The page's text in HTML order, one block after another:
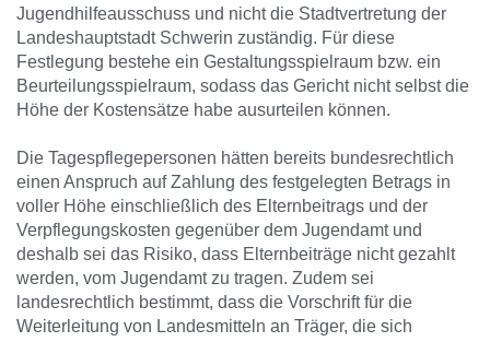
Jugendhilfeausschuss und nicht die Stadtvertretung der
Landeshauptstadt Schwerin zuständig. Für diese
Festlegung bestehe ein Gestaltungsspielraum bzw. ein
Beurteilungsspielraum, sodass das Gericht nicht selbst die
Höhe der Kostensätze habe ausurteilen können.
Die Tagespflegepersonen hätten bereits bundesrechtlich
einen Anspruch auf Zahlung des festgelegten Betrags in
voller Höhe einschließlich des Elternbeitrags und der
Verpflegungskosten gegenüber dem Jugendamt und
deshalb sei das Risiko, dass Elternbeiträge nicht gezahlt
werden, vom Jugendamt zu tragen. Zudem sei
landesrechtlich bestimmt, dass die Vorschrift für die
Weiterleitung von Landesmitteln an Träger, die sich